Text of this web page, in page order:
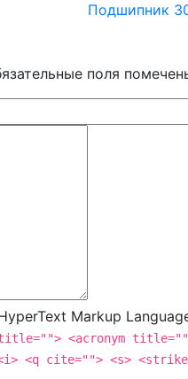
Подшипник
поля
Markup
<acronym
<q cite=""> <s>